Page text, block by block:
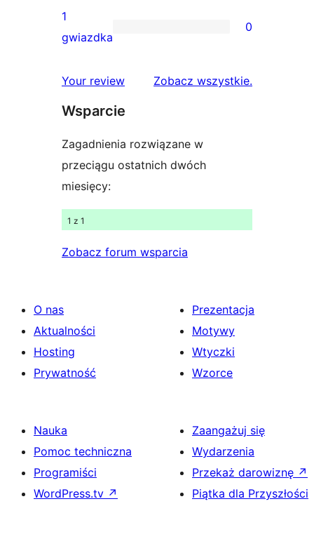
gwiazdkowych
recenzji
2-
0
1-
1
gwiazdka
0
Your review Zobacz wszystkierecenzje
.
Wsparcie
Zagadnienia rozwiązane w
przeciągu ostatnich dwóch
miesięcy:
1 z 1
Zobacz forum wsparcia
O nas
Aktualności
Hosting
Prywatność
Prezentacja
Motywy
Wtyczki
Wzorce
Nauka
Pomoc techniczna
Programiści
WordPress.tv ↗
Zaangażuj się
Wydarzenia
Przekaż darowiznę ↗
Piątka dla Przyszłości